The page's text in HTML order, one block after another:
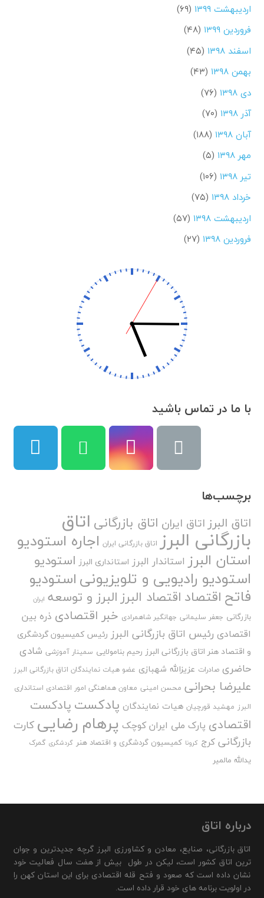
اردیبهشت ۱۳۹۹
(۶۹)
فروردین ۱۳۹۹
(۴۸)
اسفند ۱۳۹۸
(۴۵)
بهمن ۱۳۹۸
(۴۳)
دی ۱۳۹۸
(۷۶)
آذر ۱۳۹۸
(۷۰)
آبان ۱۳۹۸
(۱۸۸)
مهر ۱۳۹۸
(۵)
تیر ۱۳۹۸
(۱۰۶)
خرداد ۱۳۹۸
(۷۵)
اردیبهشت ۱۳۹۸
(۵۷)
فروردین ۱۳۹۸
(۲۷)
با ما در تماس باشید
برچسب‌ها
اتاق البرزاتاق ایران اتاق بازرگانی اتاق
بازرگانی البرز اتاق بازرگانی ایران اجاره استودیو
استان البرز استاندار البرز استانداری البرز استودیو
استودیو رادیویی و تلویزیونیاستودیو
فاتح اقتصاد اقتصاد البرزالبرز و توسعه ایران
بازرگانی جعفر سلیمانی جهانگیر شاهمرادی خبر اقتصادی ذره بین
اقتصادی رئیس اتاق بازرگانی البرز رئیس کمیسیون گردشگری
و اقتصاد هنر اتاق بازرگانی البرز رحیم بنامولایی سمینار آموزشی شادی
حاضری صادرات عزیزالله شهبازی عضو هیات نمایندگان اتاق بازرگانی البرز
علیرضا بحرانی محسن امینی معاون هماهنگی امور اقتصادی استانداری
البرز مهشید قورچیان هیات نمایندگان پادکست پادکست
اقتصادی پارک ملی ایران کوچک پرهام رضایی کارت
بازرگانی کرج کرونا کمیسیون گردشگری و اقتصاد هنر گردشگری گمرک
یدالله مالمیر
درباره اتاق
اتاق بازرگانی، صنایع، معادن و کشاورزی البرز گرچه جدیدترین و جوان
ترین اتاق کشور است، لیکن در طول بیش از هفت سال فعالیت خود
نشان داده است که صعود و فتح قله اقتصادی برای این استان کهن را
در اولویت برنامه های خود قرار داده است.